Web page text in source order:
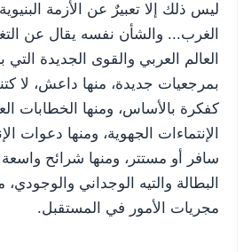
ليس ذلك إلا تعبيرٌ عن الأزمة
الغرب... والشأن نفسه يقال عن
العالم العربي والقوى الجديدة
بمرجعيات جديدة، منها داعش، لا
كفكرة بالأساس، ومنها الخطابات
الإنتماءات الجهوية، ومنها دعوات
سافر أو مستتر، ومنها شرائح
البطالة والتيه الوجداني
مجريات الأمور في المستقبل.